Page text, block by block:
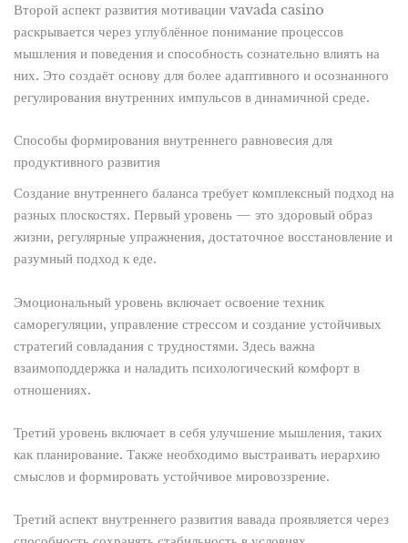
Второй аспект развития мотивации vavada casino
раскрывается через углублённое понимание процессов
мышления и поведения и способность сознательно влиять на
них. Это создаёт основу для более адаптивного и осознанного
регулирования внутренних импульсов в динамичной среде.
Способы формирования внутреннего равновесия для
продуктивного развития
Создание внутреннего баланса требует комплексный подход на
разных плоскостях. Первый уровень — это здоровый образ
жизни, регулярные упражнения, достаточное восстановление и
разумный подход к еде.
Эмоциональный уровень включает освоение техник
саморегуляции, управление стрессом и создание устойчивых
стратегий совладания с трудностями. Здесь важна
взаимоподдержка и наладить психологический комфорт в
отношениях.
Третий уровень включает в себя улучшение мышления, таких
как планирование. Также необходимо выстраивать иерархию
смыслов и формировать устойчивое мировоззрение.
Третий аспект внутреннего развития вавада проявляется через